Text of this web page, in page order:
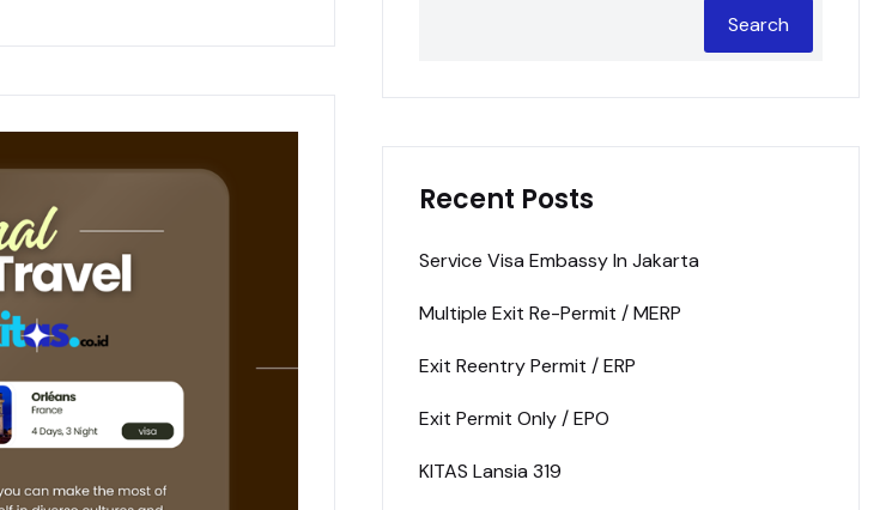
Search
Recent Posts
Service Visa Embassy In Jakarta
Multiple Exit Re-Permit / MERP
Exit Reentry Permit / ERP
Exit Permit Only / EPO
KITAS Lansia 319